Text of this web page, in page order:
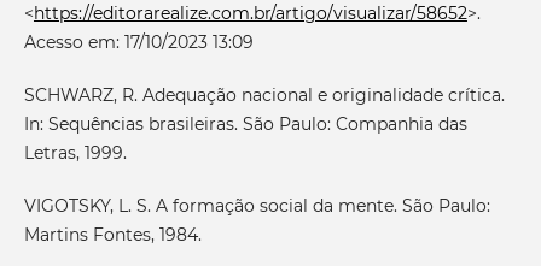
<https://editorarealize.com.br/artigo/visualizar/58652>.
Acesso em: 17/10/2023 13:09
SCHWARZ, R. Adequação nacional e originalidade crítica.
In: Sequências brasileiras. São Paulo: Companhia das
Letras, 1999.
VIGOTSKY, L. S. A formação social da mente. São Paulo:
Martins Fontes, 1984.